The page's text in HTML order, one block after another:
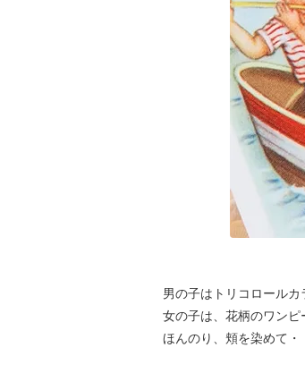
男の子はトリコロールカ
女の子は、花柄のワンピ
ほんのり、頬を染めて・